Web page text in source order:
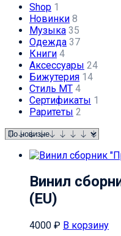
Shop 1
Новинки 8
Музыка 35
Одежда 37
Книги 4
Аксессуары 24
Бижутерия 14
Стиль МТ 4
Сертификаты 1
Раритеты 2
Винил
(EU)
4000 ₽ В корзину